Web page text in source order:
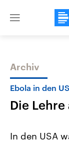
Close
Themen
Archiv
Ebola in den
Die Lehre
In den USA